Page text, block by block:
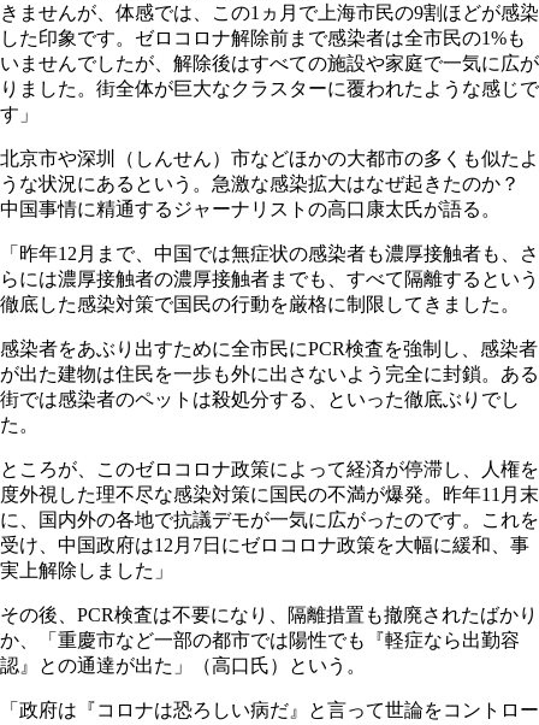
きませんが、体感では、この1ヵ月で上海市民の9割ほどが感染
した印象です。ゼロコロナ解除前まで感染者は全市民の1%も
いませんでしたが、解除後はすべての施設や家庭で一気に広が
りました。街全体が巨大なクラスターに覆われたような感じで
す」
北京市や深圳（しんせん）市などほかの大都市の多くも似たよ
うな状況にあるという。急激な感染拡大はなぜ起きたのか？
中国事情に精通するジャーナリストの高口康太氏が語る。
「昨年12月まで、中国では無症状の感染者も濃厚接触者も、さ
らには濃厚接触者の濃厚接触者までも、すべて隔離するという
徹底した感染対策で国民の行動を厳格に制限してきました。
感染者をあぶり出すために全市民にPCR検査を強制し、感染者
が出た建物は住民を一歩も外に出さないよう完全に封鎖。ある
街では感染者のペットは殺処分する、といった徹底ぶりでし
た。
ところが、このゼロコロナ政策によって経済が停滞し、人権を
度外視した理不尽な感染対策に国民の不満が爆発。昨年11月末
に、国内外の各地で抗議デモが一気に広がったのです。これを
受け、中国政府は12月7日にゼロコロナ政策を大幅に緩和、事
実上解除しました」
その後、PCR検査は不要になり、隔離措置も撤廃されたばかり
か、「重慶市など一部の都市では陽性でも『軽症なら出勤容
認』との通達が出た」（高口氏）という。
「政府は『コロナは恐ろしい病だ』と言って世論をコントロー